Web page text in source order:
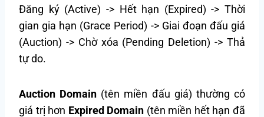
Đăng ký (Active) -> Hết hạn (Expired) -> Thời
gian gia hạn (Grace Period) -> Giai đoạn đấu giá
(Auction) -> Chờ xóa (Pending Deletion) -> Thả
tự do.
Auction Domain (tên miền đấu giá) thường có
giá trị hơn Expired Domain (tên miền hết hạn đã